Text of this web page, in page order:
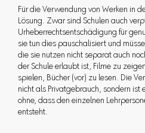
Für die Verwendung von Werken in
Lösung. Zwar sind Schulen auch
Urheberrechtsentschädigung für
sie tun dies pauschalisiert und
die sie nutzen nicht separat auch
der Schule erlaubt ist, Filme zu
spielen, Bücher (vor) zu lesen. Die
nicht als Privatgebrauch, sondern
ohne, dass den einzelnen
entsteht.